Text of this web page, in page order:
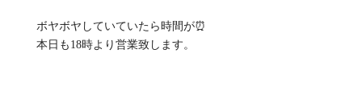
ボヤボヤしていていたら時間が⏰
本日も18時より営業致します。